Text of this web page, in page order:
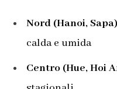
Nord (Hanoi, Sapa)
calda e umida
Centro (Hue, Hoi